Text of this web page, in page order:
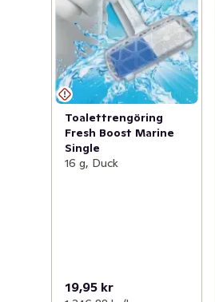
Toalettrengöring
Fresh Boost Marine
Single
16 g, Duck
19,95 kr